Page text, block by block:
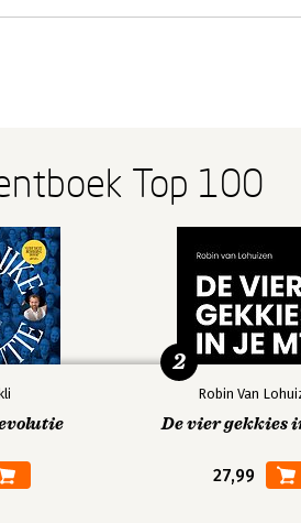
Top 100
Robin Van
De vier gekkies
27,99
2